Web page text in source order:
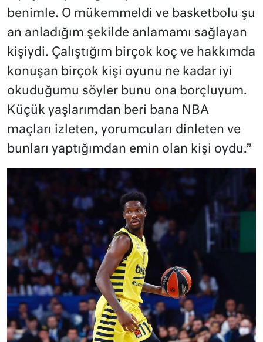
benimle. O mükemmeldi ve basketbolu şu
an anladığım şekilde anlamamı sağlayan
kişiydi. Çalıştığım birçok koç ve hakkımda
konuşan birçok kişi oyunu ne kadar iyi
okuduğumu söyler bunu ona borçluyum.
Küçük yaşlarımdan beri bana NBA
maçları izleten, yorumcuları dinleten ve
bunları yaptığımdan emin olan kişi oydu.”